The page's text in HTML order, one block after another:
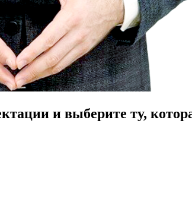
и выберите ту,